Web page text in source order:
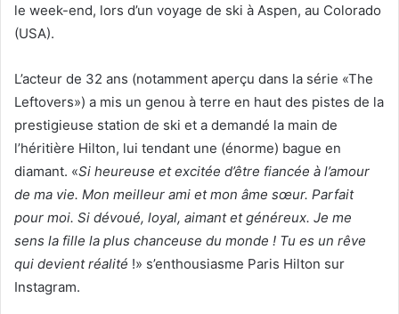
i
le week-end, lors d’un voyage de ski à Aspen, au Colorado
(USA).
L’acteur de 32 ans (notamment aperçu dans la série «The
Leftovers») a mis un genou à terre en haut des pistes de la
prestigieuse station de ski et a demandé la main de
l’héritière Hilton, lui tendant une (énorme) bague en
diamant. «Si heureuse et excitée d’être fiancée à l’amour
de ma vie. Mon meilleur ami et mon âme sœur. Parfait
pour moi. Si dévoué, loyal, aimant et généreux. Je me
sens la fille la plus chanceuse du monde ! Tu es un rêve
qui devient réalité !» s’enthousiasme Paris Hilton sur
Instagram.